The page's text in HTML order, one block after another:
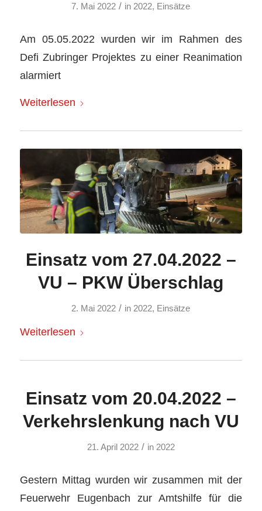
7. Mai 2022 / in 2022, Einsätze
Am 05.05.2022 wurden wir im Rahmen des
Defi Zubringer Projektes zu einer Reanimation
alarmiert
Weiterlesen
Einsatz vom 27.04.2022 –
VU – PKW Überschlag
2. Mai 2022 / in 2022, Einsätze
Weiterlesen
Einsatz vom 20.04.2022 –
Verkehrslenkung nach VU
21. April 2022 / in 2022
Gestern Mittag wurden wir zusammen mit der
Feuerwehr Eugenbach zur Amtshilfe für die